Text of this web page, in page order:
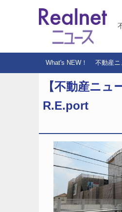
What's NEW！ 不動産ニ
【不動産ニュ
R.E.port